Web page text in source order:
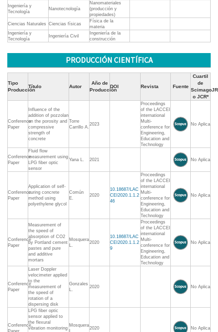
Ingeniería y
Tecnología
Nanotecnología
Nanomateriales
(producción y
propiedades)
Ciencias Naturales Ciencias físicas
Física de la
materia
Ingeniería y
Tecnología
Ingeniería Civil
Ingeniería de la
construcción
PRODUCCIÓN CIENTÍFICA
Tipo
Producción
Título Autor
Año de
Producción
DOI Revista Fuente
Cuartil
de
ScimagoJR
o JCR*
Conference
Paper
Influence of the
addition of pozzolan
on the porosity and
compressive
strength of
concrete
Torre
Carrillo A.
2023
Proceedings
of the LACCEI
international
Multi-
conference for
Engineering,
Education and
Technology
No Aplica
Conference
Paper
Fluid flow
measurement using
LPG fiber optic
sensor
Yana L. 2021 No Aplica
Conference
Paper
Application of self-
curing concrete
method using
polyethylene glycol
Común
E.
2020
10.18687/LAC
CEI2020.1.1.2
46
Proceedings
of the LACCEI
international
Multi-
conference for
Engineering,
Education and
Technology
No Aplica
Conference
Paper
Measurement of
the speed of
absorption of CO2
by Portland cement
pastes and pure
and additive
mortars
Mosquera
L.
2020
10.18687/LAC
CEI2020.1.1.2
9
Proceedings
of the LACCEI
international
Multi-
conference for
Engineering,
Education and
Technology
No Aplica
Conference
Paper
Laser Doppler
velocimeter applied
to the
measurement of
the speed of
rotation of a
dispersing disk
Gonzales
L.
2020 No Aplica
Conference
Paper
LPG fiber optic
sensor applied to
the flexural
vibration monitoring
Mosquera
2020 No Aplica